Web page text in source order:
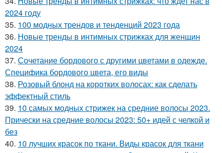
2024 году
35. 100 модных трендов и тенденций 2023 года
36. Новые тренды в интимных стрижках для женщин
2024
37. Сочетание бордового с другими цветами в одежде.
Специфика бордового цвета, его виды
38. Розовый блонд на коротких волосах: как сделать
эффектный стиль
39. 10 самых модных стрижек на средние волосы 2023.
Прически на средние волосы 2023: 50+ идей с челкой и
без
40. 10 лучших красок по ткани. Виды красок для ткани